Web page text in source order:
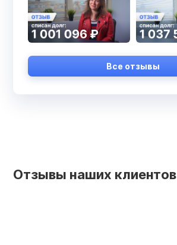
Все отзывы
Отзывы наших клиентов